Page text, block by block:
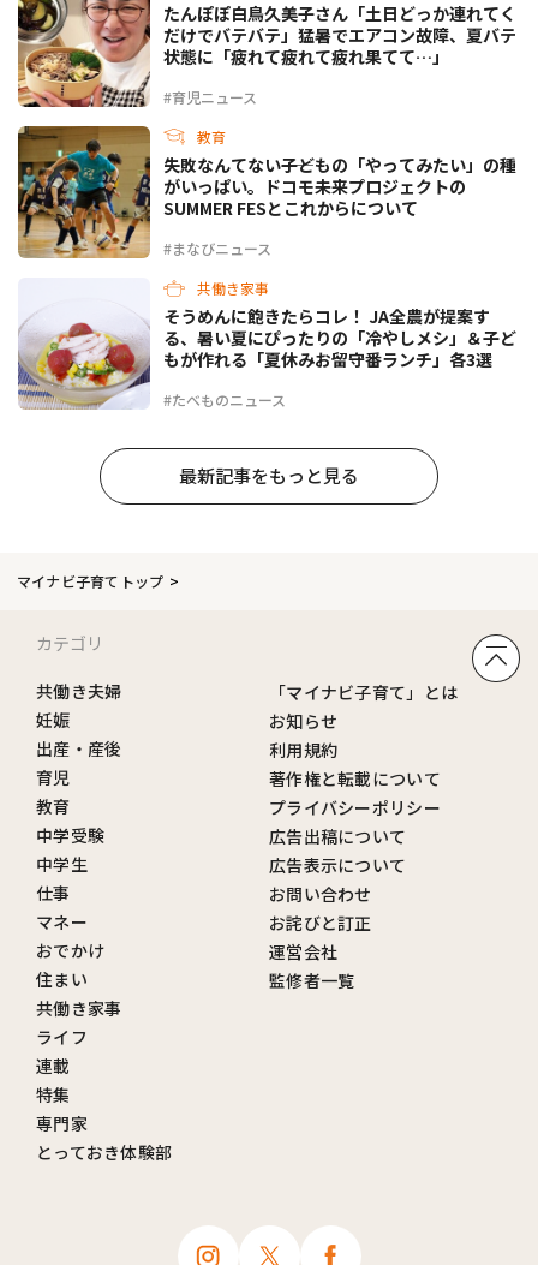
#育児ニュース
たんぽぽ白鳥久美子さん「土日どっか連れてく
だけでバテバテ」猛暑でエアコン故障、夏バテ
状態に「疲れて疲れて疲れ果てて…」
教育
#まなびニュース
失敗なんてない――子どもの「やってみたい」の種
がいっぱい。ドコモ未来プロジェクトの
SUMMER FESとこれからについて
共働き家事
#たべものニュース
そうめんに飽きたらコレ！ JA全農が提案す
る、暑い夏にぴったりの「冷やしメシ」＆子ど
もが作れる「夏休みお留守番ランチ」各3選
最新記事をもっと見る
マイナビ子育てトップ
カテゴリ
共働き夫婦
妊娠
出産・産後
育児
教育
中学受験
中学生
仕事
マネー
おでかけ
住まい
共働き家事
ライフ
連載
特集
専門家
とっておき体験部
「マイナビ子育て」とは
お知らせ
利用規約
著作権と転載について
プライバシーポリシー
広告出稿について
広告表示について
お問い合わせ
お詫びと訂正
運営会社
監修者一覧